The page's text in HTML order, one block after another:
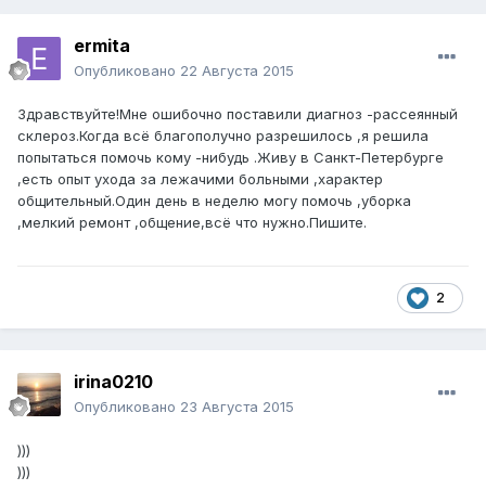
ermita
Опубликовано 22 Августа 2015
Здравствуйте!Мне ошибочно поставили диагноз -рассеянный
склероз.Когда всё благополучно разрешилось ,я решила
попытаться помочь кому -нибудь .Живу в Санкт-Петербурге
,есть опыт ухода за лежачими больными ,характер
общительный.Один день в неделю могу помочь ,уборка
,мелкий ремонт ,общение,всё что нужно.Пишите.
2
irina0210
Опубликовано 23 Августа 2015
)))
)))